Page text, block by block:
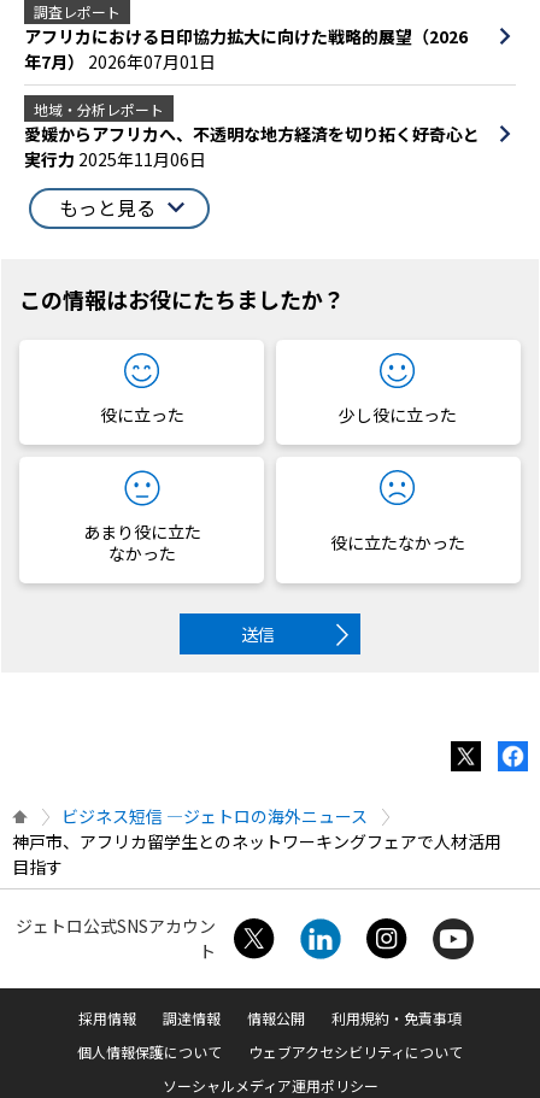
調査レポート
アフリカにおける日印協力拡大に向けた戦略的展望（2026
年7月） 2026年07月01日
地域・分析レポート
愛媛からアフリカへ、不透明な地方経済を切り拓く好奇心と
実行力 2025年11月06日
もっと見る
この情報はお役にたちましたか？
役に立った 少し役に立った
あまり役に立た
なかった
役に立たなかった
送信
ビジネス短信 ―ジェトロの海外ニュース
神戸市、アフリカ留学生とのネットワーキングフェアで人材活用
目指す
ジェトロ公式SNSアカウン
ト
採用情報 調達情報 情報公開
利用規約・免責事項
個人情報保護について
ウェブアクセシビリティについて
ソーシャルメディア運用ポリシー